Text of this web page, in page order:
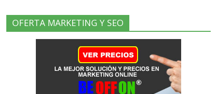
OFERTA MARKETING Y SEO